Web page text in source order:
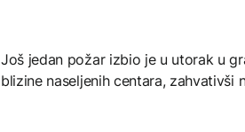
Još jedan požar izbio je u utorak u
blizine naseljenih centara, zahvativši